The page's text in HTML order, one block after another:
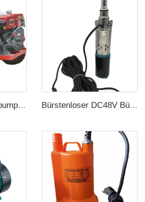
Diesel Feuerlöschpumpe für landwirtschaftliche Bewässerung Bürstenloser DC48V Bürstenloser 75m Kopf Tauchbare Solar Schraubenwasserpumpe für landwirtschaftliche Bewässerung